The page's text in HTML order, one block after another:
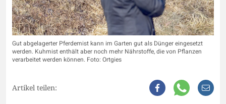
Gut abgelagerter Pferdemist kann im Garten gut als Dünger eingesetzt
werden. Kuhmist enthält aber noch mehr Nährstoffe, die von Pflanzen
verarbeitet werden können. Foto: Ortgies
Artikel teilen: